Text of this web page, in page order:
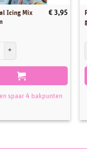
Icing Mix
€3,95
spaar 4 bakpunten